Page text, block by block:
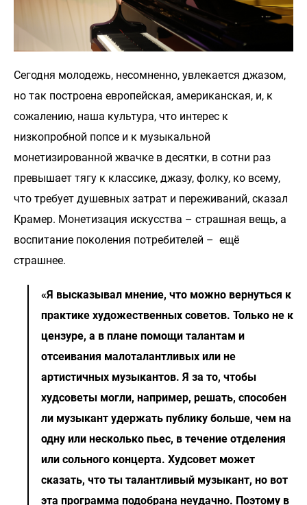
Сегодня молодежь, несомненно, увлекается джазом,
но так построена европейская, американская, и, к
сожалению, наша культура, что интерес к
низкопробной попсе и к музыкальной
монетизированной жвачке в десятки, в сотни раз
превышает тягу к классике, джазу, фолку, ко всему,
что требует душевных затрат и переживаний, сказал
Крамер. Монетизация искусства – страшная вещь, а
воспитание поколения потребителей – ещё
страшнее.
«Я высказывал мнение, что можно вернуться к
практике художественных советов. Только не к
цензуре, а в плане помощи талантам и
отсеивания малоталантливых или не
артистичных музыкантов. Я за то, чтобы
худсоветы могли, например, решать, способен
ли музыкант удержать публику больше, чем на
одну или несколько пьес, в течение отделения
или сольного концерта. Худсовет может
сказать, что ты талантливый музыкант, но вот
эта программа подобрана неудачно. Поэтому в